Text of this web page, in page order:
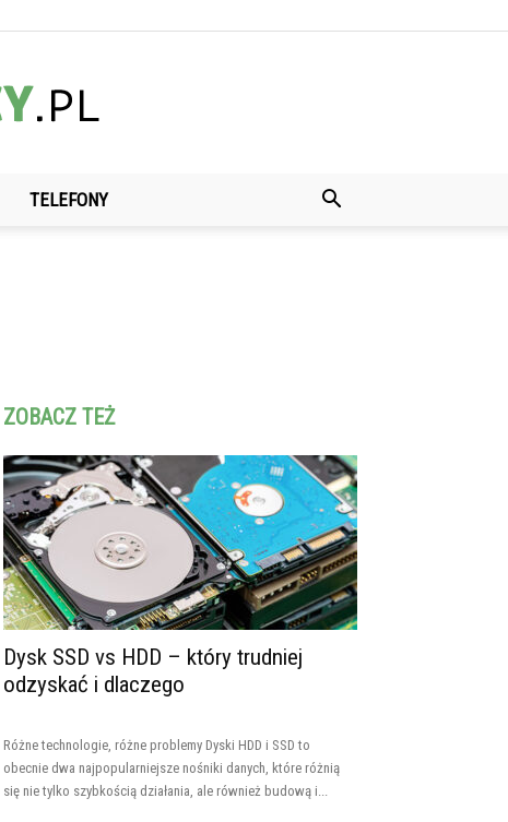
TELEFONY
ZOBACZ TEŻ
Dysk SSD vs HDD – który trudniej
odzyskać i dlaczego
Różne technologie, różne problemy Dyski HDD i SSD to
obecnie dwa najpopularniejsze nośniki danych, które różnią
się nie tylko szybkością działania, ale również budową i...